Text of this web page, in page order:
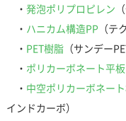
・ 発泡ポリプロピレン
・ ハニカム構造PP （テ
・ PET樹脂（サンデー
・ ポリカーボネート平板
・ 中空ポリカーボネー
インドカーボ）